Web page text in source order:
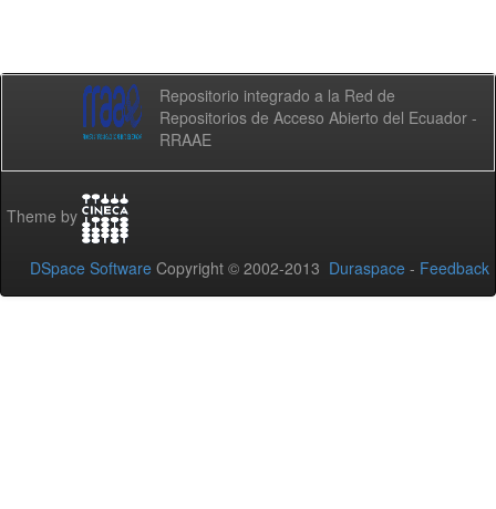
Repositorio integrado a la Red de
Repositorios de Acceso Abierto del Ecuador -
RRAAE
Theme by
DSpace Software Copyright © 2002-2013 Duraspace - Feedback